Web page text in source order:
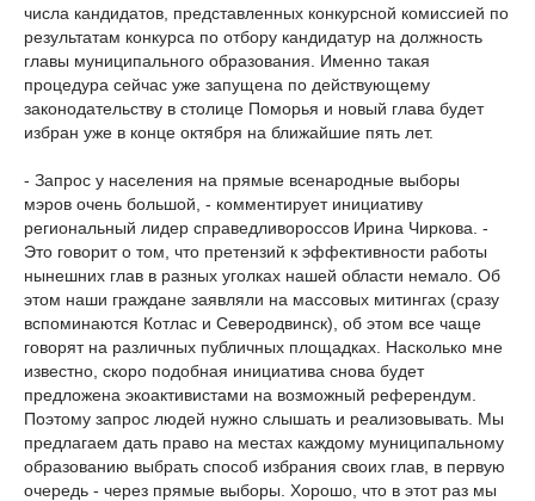
числа кандидатов, представленных конкурсной комиссией по
результатам конкурса по отбору кандидатур на должность
главы муниципального образования. Именно такая
процедура сейчас уже запущена по действующему
законодательству в столице Поморья и новый глава будет
избран уже в конце октября на ближайшие пять лет.
- Запрос у населения на прямые всенародные выборы
мэров очень большой, - комментирует инициативу
региональный лидер справедливороссов Ирина Чиркова. -
Это говорит о том, что претензий к эффективности работы
нынешних глав в разных уголках нашей области немало. Об
этом наши граждане заявляли на массовых митингах (сразу
вспоминаются Котлас и Северодвинск), об этом все чаще
говорят на различных публичных площадках. Насколько мне
известно, скоро подобная инициатива снова будет
предложена экоактивистами на возможный референдум.
Поэтому запрос людей нужно слышать и реализовывать. Мы
предлагаем дать право на местах каждому муниципальному
образованию выбрать способ избрания своих глав, в первую
очередь - через прямые выборы. Хорошо, что в этот раз мы